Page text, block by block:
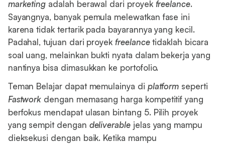
marketing adalah berawal dari proyek freelance.
Sayangnya, banyak pemula melewatkan fase ini
karena tidak tertarik pada bayarannya yang kecil.
Padahal, tujuan dari proyekfreelancetidaklah bicara
soal uang, melainkan bukti nyata dalam bekerja yang
nantinya bisa dimasukkan ke portofolio.
Teman Belajar dapat memulainya di platform seperti
Fastwork dengan memasang harga kompetitif yang
berfokus mendapat ulasan bintang 5. Pilih proyek
yang sempit dengan deliverablejelas yang mampu
dieksekusi dengan baik. Ketika mampu